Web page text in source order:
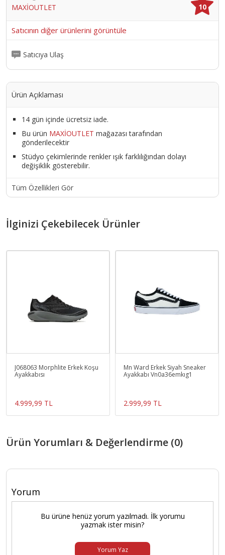
MAXİOUTLET
10
Satıcının diğer ürünlerini görüntüle
Satıcıya Ulaş
Ürün Açıklaması
14 gün içinde ücretsiz iade.
Bu ürün MAXİOUTLET mağazası tarafından
gönderilecektir
Stüdyo çekimlerinde renkler ışık farklılığından dolayı
değişiklik gösterebilir.
Tüm Özellikleri Gör
İlginizi Çekebilecek Ürünler
J068063 Morphlite Erkek Koşu
Ayakkabısı
4.999,99 TL
Mn Ward Erkek Siyah Sneaker
Ayakkabı Vn0a36emkıg1
2.999,99 TL
Ürün Yorumları & Değerlendirme (0)
Yorum
Bu ürüne henüz yorum yazılmadı. İlk yorumu
yazmak ister misin?
Yorum Yaz